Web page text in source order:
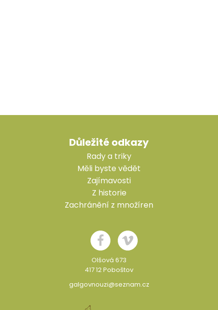
Důležité odkazy
Rady a triky
Měli byste vědět
Zajímavosti
Z historie
Zachránění z množíren
Olšová 673
417 12 Poboštov
galgovnouzi@seznam.cz